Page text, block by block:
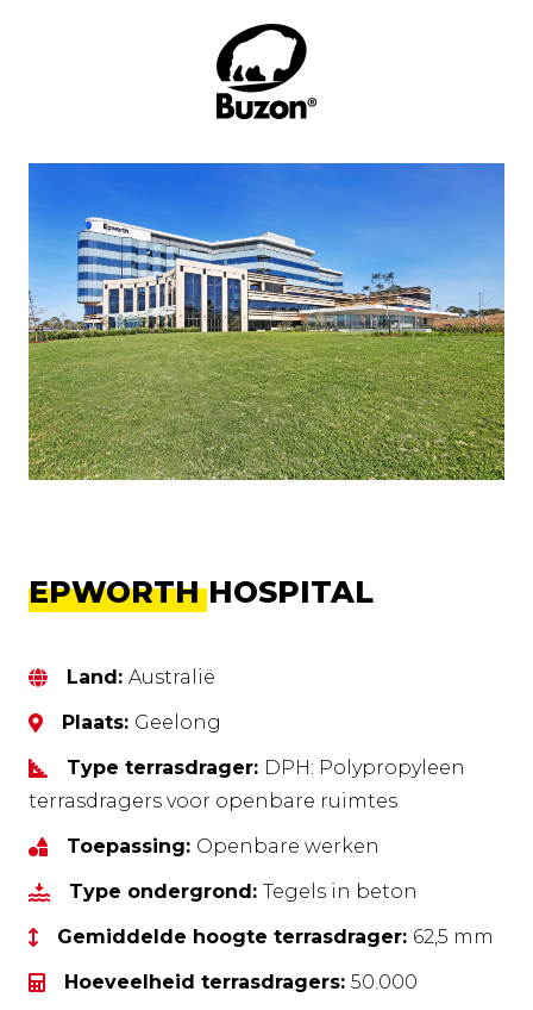
EPWORTH HOSPITAL
Land:Australië
Plaats: Geelong
Type terrasdrager: DPH: Polypropyleen
terrasdragers voor openbare ruimtes
Toepassing: Openbare werken
Type ondergrond:Tegels in beton
Gemiddelde hoogte terrasdrager: 62,5 mm
Hoeveelheid terrasdragers:50.000